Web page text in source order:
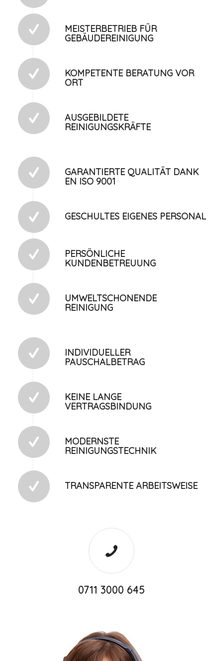
MEISTERBETRIEB FÜR
GEBÄUDEREINIGUNG
KOMPETENTE BERATUNG VOR
ORT
AUSGEBILDETE
REINIGUNGSKRÄFTE
GARANTIERTE QUALITÄT DANK
EN ISO 9001
GESCHULTES EIGENES PERSONAL
PERSÖNLICHE
KUNDENBETREUUNG
UMWELTSCHONENDE
REINIGUNG
INDIVIDUELLER
PAUSCHALBETRAG
KEINE LANGE
VERTRAGSBINDUNG
MODERNSTE
REINIGUNGSTECHNIK
TRANSPARENTE ARBEITSWEISE
0711 3000 645